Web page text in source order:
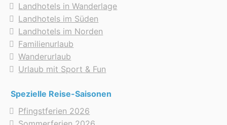
Landhotels in Wanderlage
Landhotels im Süden
Landhotels im Norden
Familienurlaub
Wanderurlaub
Urlaub mit Sport & Fun
Spezielle Reise-Saisonen
Pfingstferien 2026